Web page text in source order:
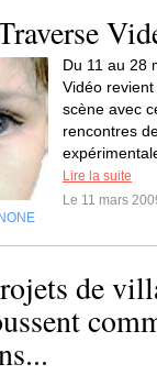
Du 11 au 28
Vidéo
scène avec
rencontres
Lire la suite
Le 11 mars
NONE
de